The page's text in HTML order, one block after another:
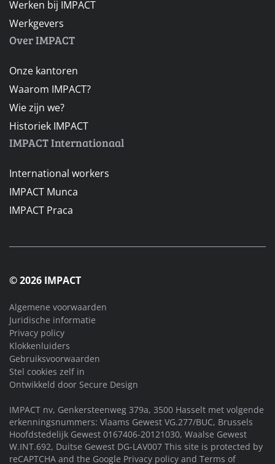
Werken bij IMPACT
Werkgevers
Over IMPACT
Onze kantoren
Waarom IMPACT?
Wie zijn we?
Historiek IMPACT
IMPACT Internationaal
International workers
IMPACT Munca
IMPACT Praca
© 2026 IMPACT
Algemene voorwaarden
Juridische informatie
Privacy policy
Klokkenluiders
Gebruiksvoorwaarden
Stel cookies zelf in
Ontwikkeld door Secure Design
IMPACT nv, Genkersteenweg 379a, 3500 Hasselt met volgende
erkenningsnummers: Vlaams Gewest VG.277/BUC, Brussels
Hoofdstedelijk Gewest 0167406-20121030, Waalse Gewest
W.INT.692, Duitse Gewest DG-LAV007 This site is protected by
reCAPTCHA and the Google Privacy policy and Terms of